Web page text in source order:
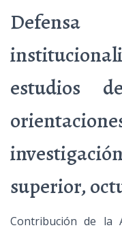
estudios
superior,
Contribución de la